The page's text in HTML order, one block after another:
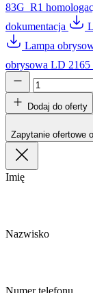
83G_R1
dokumentacja
Lampa
obrysowa LD
Dodaj do oferty
Zapytanie ofertowe
Imię
Nazwisko
Numer telefonu